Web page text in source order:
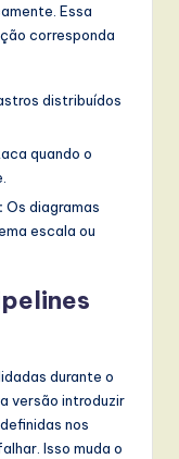
Essa
corresponda
distribuídos
quando o
Os diagramas
escala ou
durante o
versão introduzir
nos
Isso muda o